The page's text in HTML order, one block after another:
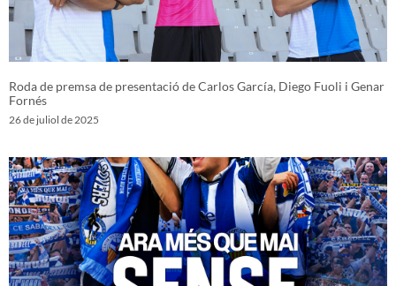
Roda de premsa de presentació de Carlos García, Diego Fuoli i Genar
Fornés
26 de juliol de 2025